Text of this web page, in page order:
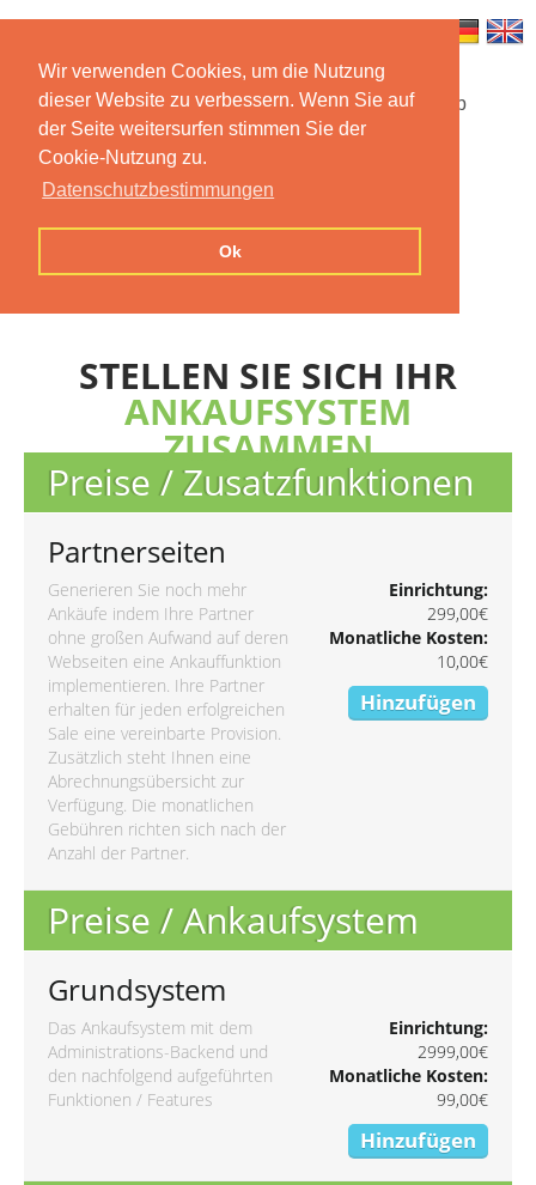
Wir verwenden Cookies, um die Nutzung
dieser Website zu verbessern. Wenn Sie auf
der Seite weitersurfen stimmen Sie der
Cookie-Nutzung zu.
Datenschutzbestimmungen
Ok
Startseite Funktionen Mobile App
Preise
Kontakt Impressum
STELLEN SIE SICH IHR
ANKAUFSYSTEM
ZUSAMMEN
Preise / Zusatzfunktionen
Partnerseiten
Generieren Sie noch mehr
Ankäufe indem Ihre Partner
ohne großen Aufwand auf deren
Webseiten eine Ankauffunktion
implementieren. Ihre Partner
erhalten für jeden erfolgreichen
Sale eine vereinbarte Provision.
Zusätzlich steht Ihnen eine
Abrechnungsübersicht zur
Verfügung. Die monatlichen
Gebühren richten sich nach der
Anzahl der Partner.
Einrichtung:
299,00€
Monatliche Kosten:
10,00€
Hinzufügen
Preise / Ankaufsystem
Grundsystem
Das Ankaufsystem mit dem
Administrations-Backend und
den nachfolgend aufgeführten
Funktionen / Features
Einrichtung:
2999,00€
Monatliche Kosten:
99,00€
Hinzufügen